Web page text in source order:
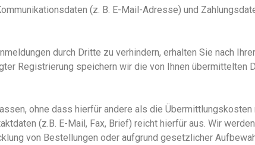
(z. B. E-Mail-Adresse) und
durch Dritte zu verhindern, erhalten Sie nach
Registrierung speichern wir die von Ihnen übermittelten
ohne dass hierfür andere als die Übermittlungskosten
(z.B. E-Mail, Fax, Brief) reicht hierfür aus. Wir
von Bestellungen oder aufgrund gesetzlicher